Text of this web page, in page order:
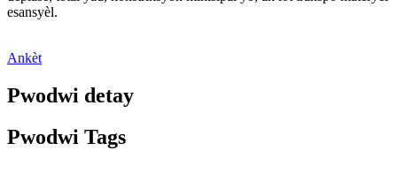
esansyèl.
Ankèt
Pwodwi detay
Pwodwi Tags